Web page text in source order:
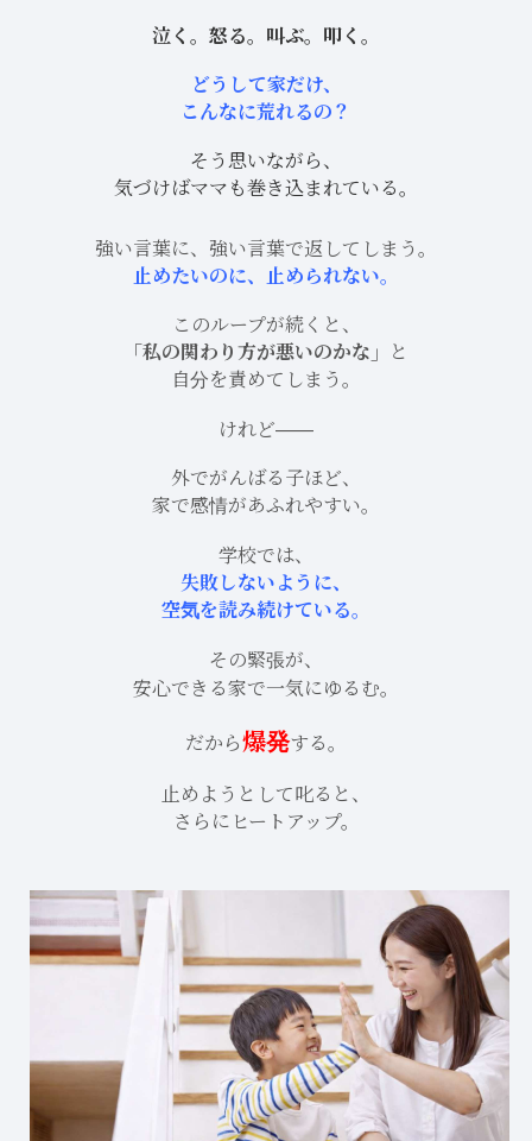
泣く。怒る。叫ぶ。叩く。
どうして家だけ、
こんなに荒れるの？
そう思いながら、
気づけばママも巻き込まれている。
強い言葉に、強い言葉で返してしまう。
止めたいのに、止められない。
このループが続くと、
「私の関わり方が悪いのかな」
と
自分を責めてしまう。
けれど――
外でがんばる子ほど、
家で感情があふれやすい。
学校では、
失敗しないように、
空気を読み続けている。
その緊張が、
安心できる家で一気にゆるむ。
だから爆発する。
止めようとして叱ると、
さらにヒートアップ。